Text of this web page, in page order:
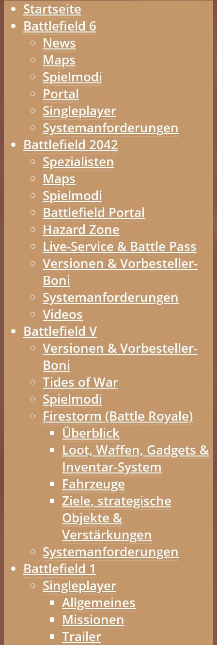
Startseite
Battlefield 6
News
Maps
Spielmodi
Portal
Singleplayer
Systemanforderungen
Battlefield 2042
Spezialisten
Maps
Spielmodi
Battlefield Portal
Hazard Zone
Live-Service & Battle Pass
Versionen & Vorbesteller-
Boni
Systemanforderungen
Videos
Battlefield V
Versionen & Vorbesteller-
Boni
Tides of War
Spielmodi
Firestorm (Battle Royale)
Überblick
Loot, Waffen, Gadgets &
Inventar-System
Fahrzeuge
Ziele, strategische
Objekte &
Verstärkungen
Systemanforderungen
Battlefield 1
Singleplayer
Allgemeines
Missionen
Trailer